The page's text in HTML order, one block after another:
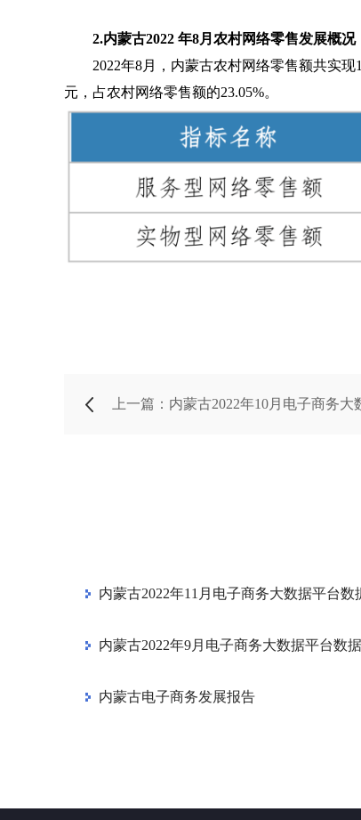
2.内蒙古2022 年8月农村网络零售发展概况
2022年8月，内蒙古农村网络零售额共实
元，占农村网络零售额的23.05%。
上一篇：内蒙古2022年10月电子商务
内蒙古2022年11月电子商务大数据平台数
内蒙古2022年9月电子商务大数据平台数
内蒙古电子商务发展报告